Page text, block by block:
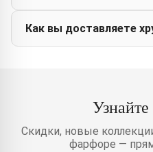
Как вы доставляете
Скидки, новые
фарфоре —